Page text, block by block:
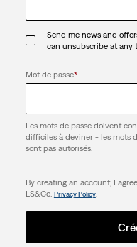
Send me news and
can unsubscribe at any
Mot de passe*
Les mots de passe doivent
difficiles à deviner - les mots
sont pas autorisés.
By creating an account, I
LS&Co. Privacy Policy.